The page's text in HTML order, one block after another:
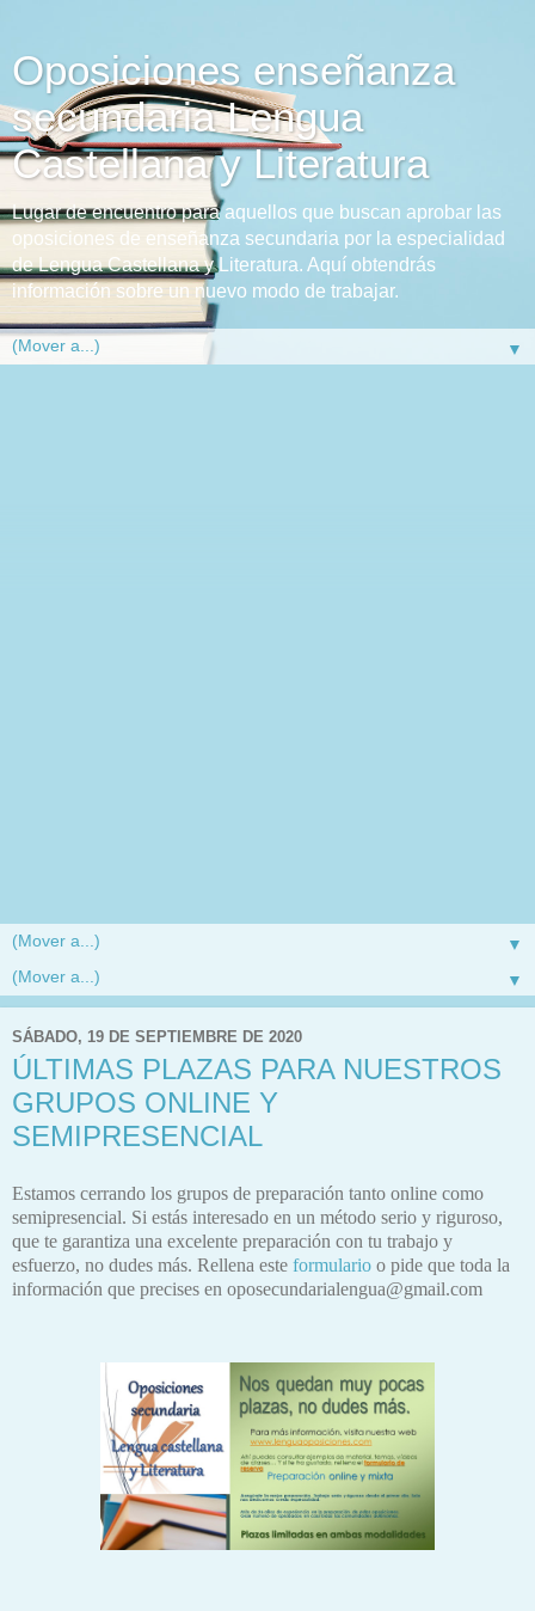
Oposiciones enseñanza
secundaria Lengua
Castellana y Literatura
Lugar de encuentro para aquellos que buscan aprobar las
oposiciones de enseñanza secundaria por la especialidad
de Lengua Castellana y Literatura. Aquí obtendrás
información sobre un nuevo modo de trabajar.
▼
▼
▼
SÁBADO, 19 DE SEPTIEMBRE DE 2020
ÚLTIMAS PLAZAS PARA NUESTROS
GRUPOS ONLINE Y
SEMIPRESENCIAL
Estamos cerrando los grupos de preparación tanto online como
semipresencial. Si estás interesado en un método serio y riguroso,
que te garantiza una excelente preparación con tu trabajo y
esfuerzo, no dudes más. Rellena este formulario o pide que toda la
información que precises en oposecundarialengua@gmail.com